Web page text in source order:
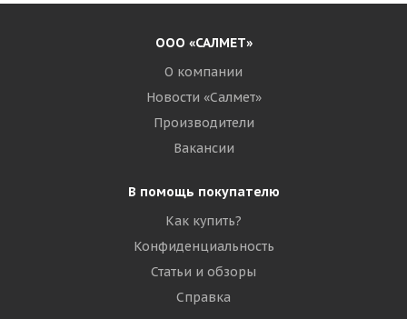
ООО «САЛМЕТ»
О компании
Новости «Салмет»
Производители
Вакансии
В помощь покупателю
Как купить?
Конфиденциальность
Статьи и обзоры
Справка